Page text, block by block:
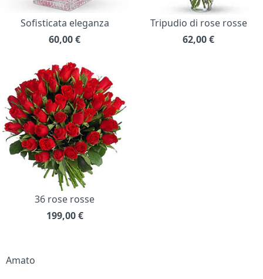
Sofisticata eleganza
60,00€
Tripudio di rose rosse
62,00€
36 rose rosse
199,00 €
Amato